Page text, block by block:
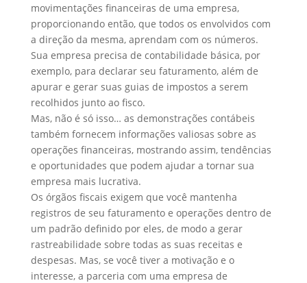
movimentações financeiras de uma empresa,
proporcionando então, que todos os envolvidos com
a direção da mesma, aprendam com os números.
Sua empresa precisa de contabilidade básica, por
exemplo, para declarar seu faturamento, além de
apurar e gerar suas guias de impostos a serem
recolhidos junto ao fisco.
Mas, não é só isso… as demonstrações contábeis
também fornecem informações valiosas sobre as
operações financeiras, mostrando assim, tendências
e oportunidades que podem ajudar a tornar sua
empresa mais lucrativa.
Os órgãos fiscais exigem que você mantenha
registros de seu faturamento e operações dentro de
um padrão definido por eles, de modo a gerar
rastreabilidade sobre todas as suas receitas e
despesas. Mas, se você tiver a motivação e o
interesse, a parceria com uma empresa de